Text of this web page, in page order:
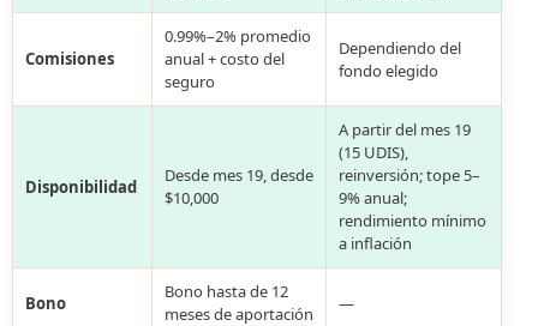
Comisiones
0.99%–2% promedio
anual + costo del
seguro
Dependiendo del
fondo elegido
Disponibilidad
Desde mes 19, desde
$10,000
A partir del mes 19
(15 UDIS),
reinversión; tope 5–
9% anual;
rendimiento mínimo
a inflación
Bono
Bono hasta de 12
meses de aportación
—